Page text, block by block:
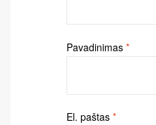
Pavadinimas *
El. paštas *